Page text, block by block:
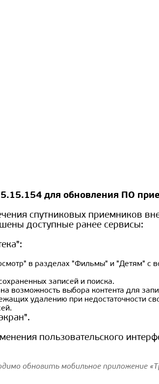
для обновления ПО
спутниковых приемников
доступные ранее сервисы:
в разделах "Фильмы" и "Детям" с
записей и поиска.
возможность выбора контента для
удалению при недостаточности
пользовательского
обновить мобильное приложение